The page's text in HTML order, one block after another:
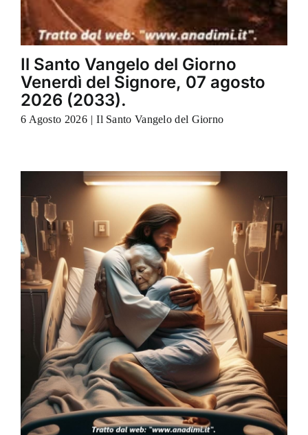
Il Santo Vangelo del Giorno
Venerdì del Signore, 07 agosto
2026 (2033).
6 Agosto 2026 | Il Santo Vangelo del Giorno